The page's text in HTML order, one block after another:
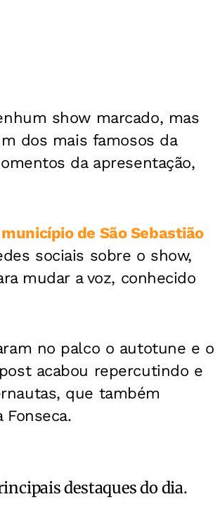
show marcado, mas
dos mais famosos da
da apresentação,
de São Sebastião
sociais sobre o show,
mudar a voz, conhecido
no palco o autotune e o
acabou repercutindo e
que também
destaques do dia.